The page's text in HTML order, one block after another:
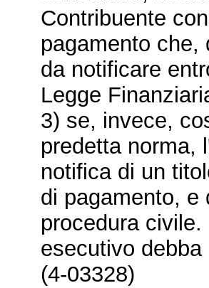
Contribuente
pagamento
da notificare
Legge
3) se, invece,
predetta norma,
notifica di un
di pagamento, e
procedura
esecutivo
(4-03328)